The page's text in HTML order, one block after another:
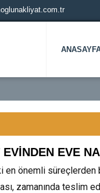
EVE
en önemli
zamanında